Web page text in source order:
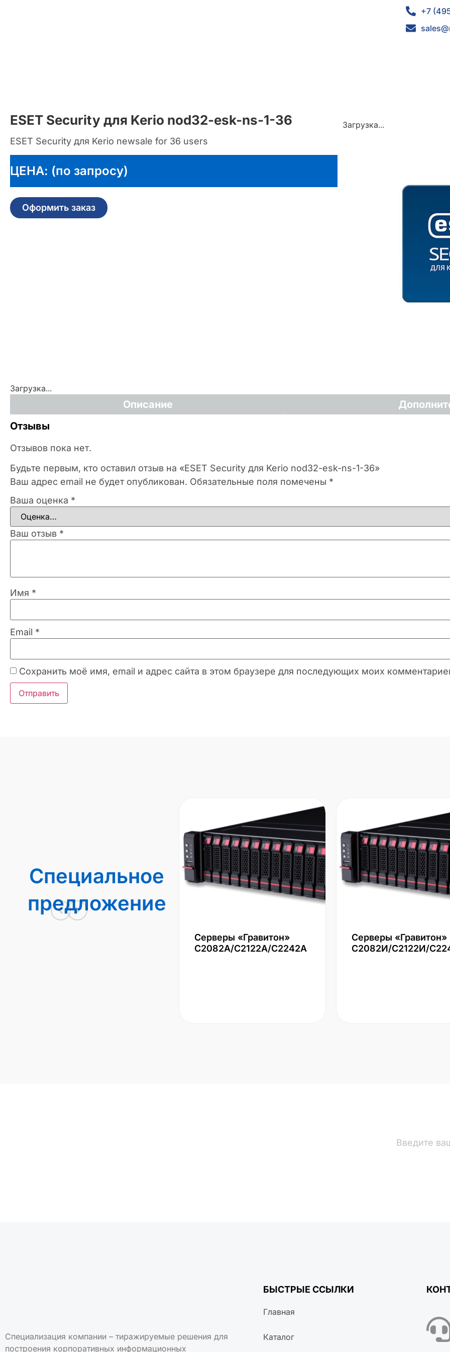
+7
ESET Security для Kerio nod32-esk-ns-1-36
ESET Security для Kerio newsale for 36 users
ЦЕНА: (по запросу)
Оформить заказ
Загрузка...
Загрузка...
Описание
Отзывы
Отзывов пока нет.
Будьте первым, кто оставил отзыв на «ESET Security для Kerio nod32-esk-ns-1-36»
Ваш адрес email не будет опубликован. Обязательные поля помечены *
Ваша оценка *
Ваш отзыв *
Имя *
Email *
Сохранить моё имя, email и адрес сайта в этом браузере для последующих моих
Специальное
предложение
Серверы «Гравитон»
С2082А/С2122А/С2242А
Серверы «Гравитон»
С2082И/С2122И/
Специализация компании – тиражируемые решения для
построения корпоративных информационных
БЫСТРЫЕ ССЫЛКИ
Главная
Каталог